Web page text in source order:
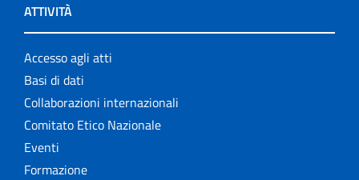
ATTIVITÀ
Accesso agli atti
Basi di dati
Collaborazioni internazionali
Comitato Etico Nazionale
Eventi
Formazione